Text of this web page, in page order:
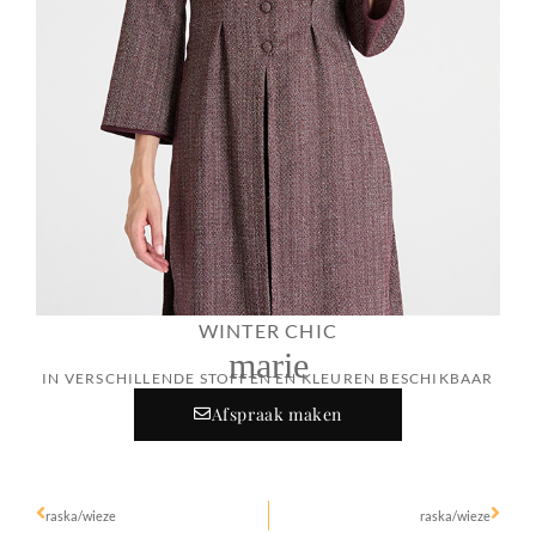
WINTER CHIC
marie
IN VERSCHILLENDE STOFFEN EN KLEUREN BESCHIKBAAR
Afspraak maken
raska/wieze raska/wieze